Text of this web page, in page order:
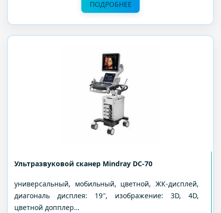
ПОДРОБНЕЕ
Ультразвуковой сканер Mindray DC-70
универсальный, мобильный, цветной, ЖК-дисплей,
диагональ дисплея: 19″, изображение: 3D, 4D,
цветной допплер…